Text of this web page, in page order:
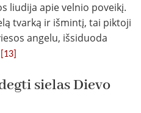
liudija apie velnio poveikį.
tvarką ir išmintį, tai piktoji
angelu, išsiduoda
[13]
sielas Dievo